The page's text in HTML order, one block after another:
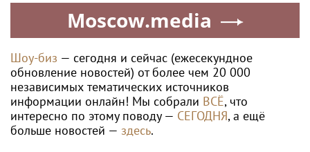
Moscow.media
Шоу-биз — сегодня и сейчас (ежесекундное
обновление новостей) от более чем 20 000
независимых тематических источников
информации онлайн! Мы собрали ВСЁ, что
интересно по этому поводу — СЕГОДНЯ, а ещё
больше новостей — здесь.